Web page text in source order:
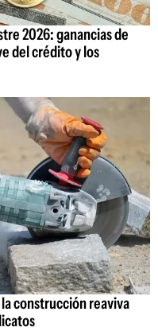
2026: ganancias de
del crédito y los
construcción reaviva